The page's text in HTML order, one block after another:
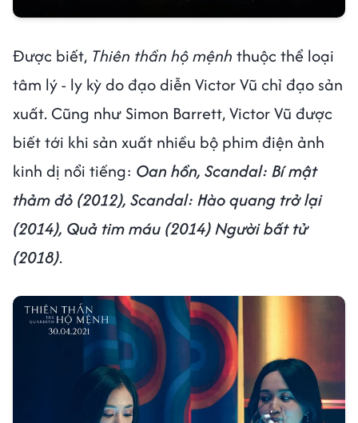
Được biết, Thiên thần hộ mệnh thuộc thể loại
tâm lý - ly kỳ do đạo diễn Victor Vũ chỉ đạo sản
xuất. Cũng như Simon Barrett, Victor Vũ được
biết tới khi sản xuất nhiều bộ phim điện ảnh
kinh dị nổi tiếng: Oan hồn, Scandal: Bí mật
thảm đỏ (2012), Scandal: Hào quang trở lại
(2014), Quả tim máu (2014) Người bất tử
(2018).